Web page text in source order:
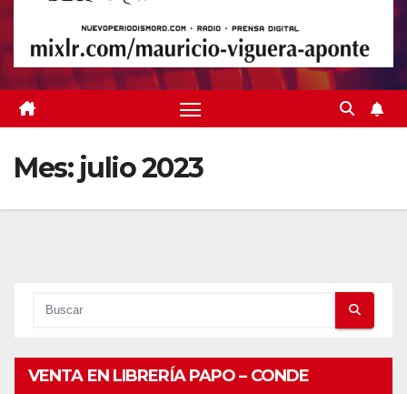
Mes: julio 2023
VENTA EN LIBRERÍA PAPO – CONDE